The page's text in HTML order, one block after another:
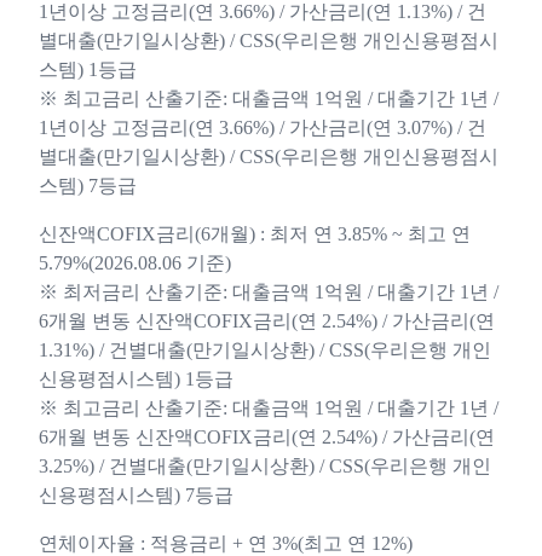
1년이상 고정금리(연 3.66%) / 가산금리(연 1.13%) / 건
별대출(만기일시상환) / CSS(우리은행 개인신용평점시
스템) 1등급
※ 최고금리 산출기준: 대출금액 1억원 / 대출기간 1년 /
1년이상 고정금리(연 3.66%) / 가산금리(연 3.07%) / 건
별대출(만기일시상환) / CSS(우리은행 개인신용평점시
스템) 7등급
신잔액COFIX금리(6개월) : 최저 연 3.85% ~ 최고 연
5.79%(2026.08.06 기준)
※ 최저금리 산출기준: 대출금액 1억원 / 대출기간 1년 /
6개월 변동 신잔액COFIX금리(연 2.54%) / 가산금리(연
1.31%) / 건별대출(만기일시상환) / CSS(우리은행 개인
신용평점시스템) 1등급
※ 최고금리 산출기준: 대출금액 1억원 / 대출기간 1년 /
6개월 변동 신잔액COFIX금리(연 2.54%) / 가산금리(연
3.25%) / 건별대출(만기일시상환) / CSS(우리은행 개인
신용평점시스템) 7등급
연체이자율 : 적용금리 + 연 3%(최고 연 12%)